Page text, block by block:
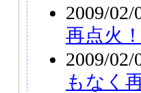
2009/02/
再点火！
2009/02/
もなく